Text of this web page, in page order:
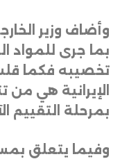
وأضاف وزير
بما جرى للمواد
تخصيبه فكما
الإيرانية هي
بمرحلة التقييم
وفيما يتعلق